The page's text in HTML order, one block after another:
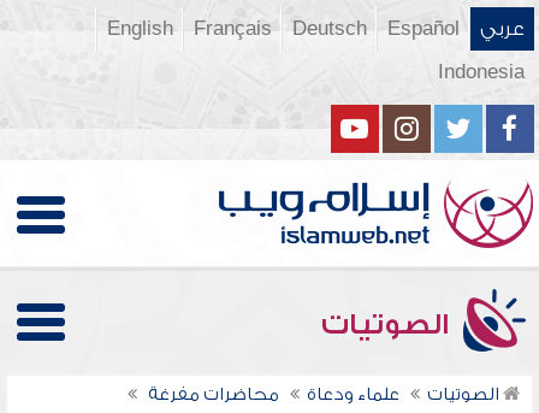
عربي Español
Deutsch
Français
English
Indonesia
الصوتيات
الصوتيات علماء ودعاة
محاضرات مفرغة